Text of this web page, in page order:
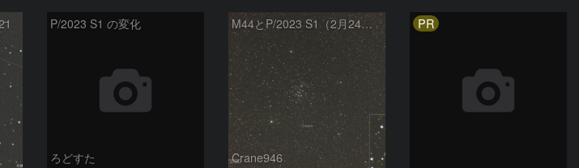
P/2023 S1 の変化
ろどすた
M44とP/2023 S1（2月24日）
Crane946
PR